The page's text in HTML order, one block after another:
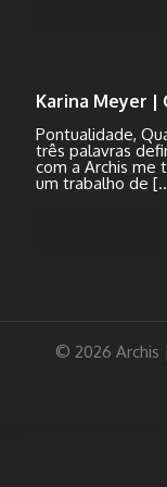
Karina Meyer |
Pontualidade,
três palavras
com a Archis me
um trabalho de
© 2026 Archis